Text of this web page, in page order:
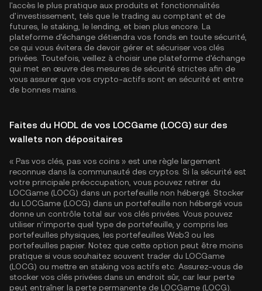
l'accès le plus pratique aux produits et fonctionnalités
d'investissement, tels que le trading au comptant et de
futures, le staking, le lending, et bien plus encore. La
plateforme d'échange détiendra vos fonds en toute sécurité,
ce qui vous évitera de devoir gérer et sécuriser vos clés
privées. Toutefois, veillez à choisir une plateforme d'échange
qui met en œuvre des mesures de sécurité strictes afin de
vous assurer que vos crypto-actifs sont en sécurité et entre
de bonnes mains.
Faites du HODL de vos LOCGame (LOCG) sur des
wallets non dépositaires
« Pas vos clés, pas vos coins » est une règle largement
reconnue dans la communauté des cryptos. Si la sécurité est
votre principale préoccupation, vous pouvez retirer du
LOCGame (LOCG) dans un portefeuille non hébergé. Stocker
du LOCGame (LOCG) dans un portefeuille non hébergé vous
donne un contrôle total sur vos clés privées. Vous pouvez
utiliser n’importe quel type de portefeuille, y compris les
portefeuilles physiques, les portefeuilles Web3 ou les
portefeuilles papier. Notez que cette option peut être moins
pratique si vous souhaitez souvent trader du LOCGame
(LOCG) ou mettre en staking vos actifs etc. Assurez-vous de
stocker vos clés privées dans un endroit sûr, car leur perte
peut entraîner la perte permanente de LOCGame (LOCG).